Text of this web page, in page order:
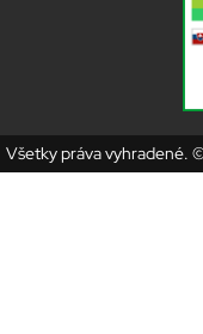
Všetky práva vyhradené.